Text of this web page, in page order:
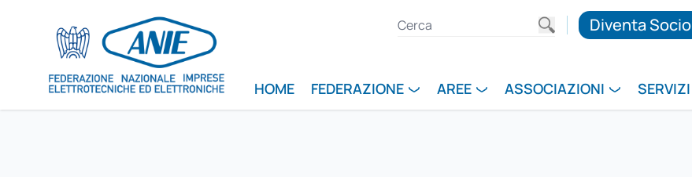
Diventa Socio
HOME FEDERAZIONE AREE ASSOCIAZIONI SERVIZI